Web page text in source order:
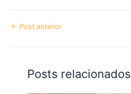
← Post anterior
Posts relacionados